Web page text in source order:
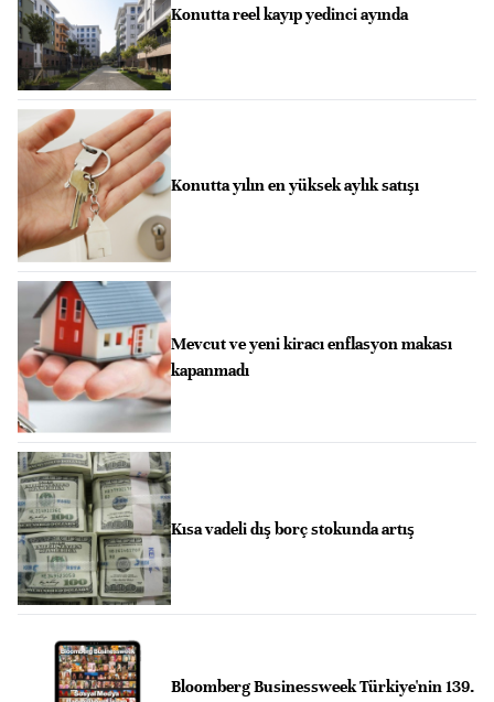
Konutta reel kayıp yedinci ayında
Konutta yılın en yüksek aylık satışı
Mevcut ve yeni kiracı enflasyon makası
kapanmadı
Kısa vadeli dış borç stokunda artış
Bloomberg Businessweek Türkiye'nin 139.